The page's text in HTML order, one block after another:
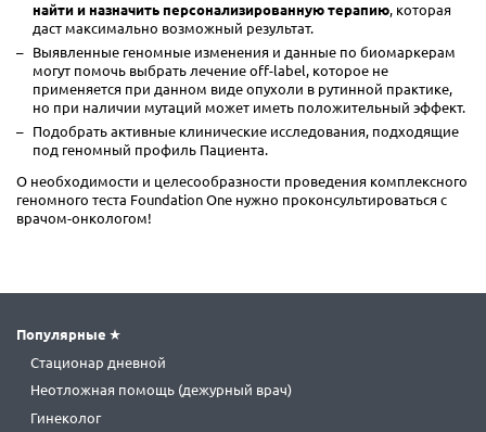
найти и назначить персонализированную терапию , которая
даст максимально возможный результат.
Выявленные геномные изменения и данные по биомаркерам
могут помочь выбрать лечение off-label, которое не
применяется при данном виде опухоли в рутинной практике,
но при наличии мутаций может иметь положительный эффект.
Подобрать активные клинические исследования, подходящие
под геномный профиль Пациента.
О необходимости и целесообразности проведения комплексного
геномного теста Foundation One нужно проконсультироваться с
врачом-онкологом!
Популярные
Стационар дневной
Неотложная помощь (дежурный врач)
Гинеколог